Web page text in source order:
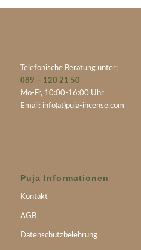
Telefonische Beratung unter:
089 – 120 21 50
Mo-Fr, 10:00-16:00 Uhr
Email: info(at)puja-incense.com
Puja Informationen
Kontakt
AGB
Datenschutzbelehrung